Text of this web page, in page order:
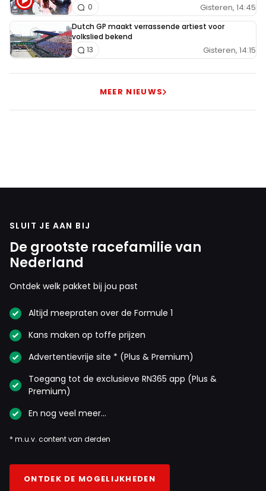
Gisteren, 14:45
0
Dutch GP maakt verrassende artiest voor
volkslied bekend
Gisteren, 14:15
13
MEER NIEUWS
SLUIT JE AAN BIJ
De grootste racefamilie van
Nederland
Ontdek welk pakket bij jou past
Altijd meepraten over de Formule 1
Kans maken op toffe prijzen
Advertentievrije site * (Plus & Premium)
Toegang tot de exclusieve RN365 app (Plus &
Premium)
En nog veel meer…
* m.u.v. content van derden
ONTDEK DE MOGELIJKHEDEN